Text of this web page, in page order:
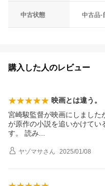
中古状態 中古品-
購入した人のレビュー
映画とは違う。
宮崎駿監督が映画にしました
が原作の小説を追いかけてい
す。 読み
ヤゾマサさん 2025/01/08